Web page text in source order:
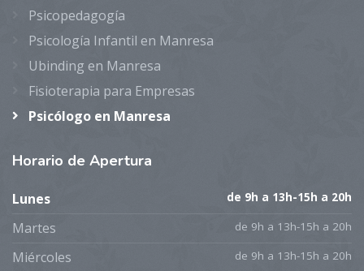
Psicopedagogía
Psicología Infantil en Manresa
Ubinding en Manresa
Fisioterapia para Empresas
Psicólogo en Manresa
Horario de Apertura
Lunes de 9h a 13h-15h a 20h
Martes de 9h a 13h-15h a 20h
Miércoles de 9h a 13h-15h a 20h